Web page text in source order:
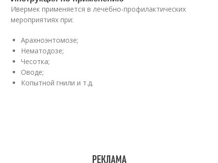
Ивермек применяется в лечебно-профилактических
мероприятиях при:
Арахноэнтомозе;
Нематодозе;
Чесотка;
Оводе;
Копытной гнили и т.д.